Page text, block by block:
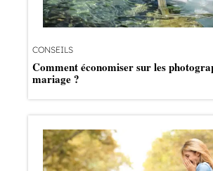
CONSEILS
Comment économiser sur les
mariage ?